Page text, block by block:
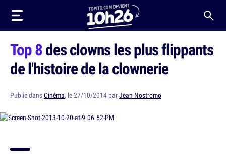
Top 8des clowns les plus flippants
de l'histoire de la clownerie
Publié dansCinéma, le 27/10/2014 parJean Nostromo